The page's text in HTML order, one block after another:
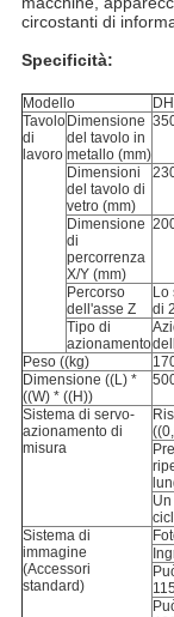
circostanti di
Specificità:
Modello
Tavolo
di
lavoro
Dimensione
del tavolo in
metallo (mm)
Dimensioni
del tavolo di
vetro (mm)
Dimensione
di
percorrenza
X/Y (mm)
Percorso
dell'asse Z
Lo
di
Tipo di
azionamento
Peso ((kg)
Dimensione ((L) *
((W) * ((H))
Sistema di servo-
azionamento di
misura
Sistema di
immagine
(Accessori
standard)